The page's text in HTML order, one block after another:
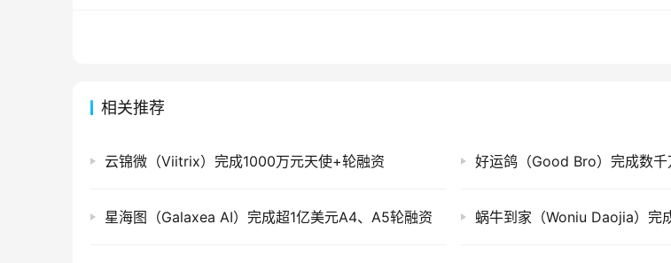
相关推荐
云锦微（Viitrix）完成1000万元天使+轮融资 好运鸽（Good Bro）完成数
星海图（Galaxea AI）完成超1亿美元A4、A5轮融资 蜗牛到家（Woniu Daojia）完